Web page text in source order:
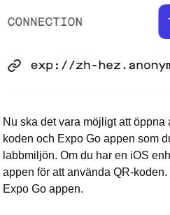
Nu ska det vara möjligt att
koden och Expo Go appen som
labbmiljön. Om du har en iOS
appen för att använda QR-
Expo Go appen.